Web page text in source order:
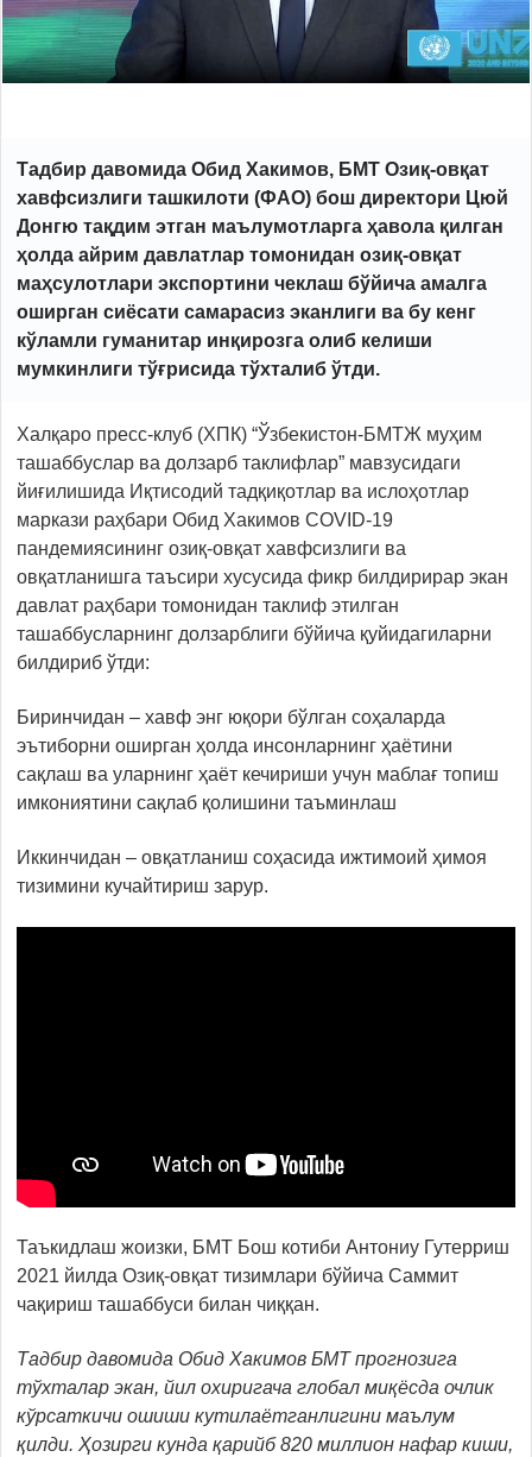
Тадбир давомида Обид Хакимов, БМТ Озиқ-овқат
хавфсизлиги ташкилоти (ФАО) бош директори Цюй
Донгю тақдим этган маълумотларга ҳавола қилган
ҳолда айрим давлатлар томонидан озиқ-овқат
маҳсулотлари экспортини чеклаш бўйича амалга
оширган сиёсати самарасиз эканлиги ва бу кенг
кўламли гуманитар инқирозга олиб келиши
мумкинлиги тўғрисида тўхталиб ўтди.
Халқаро пресс-клуб (ХПК) “Ўзбекистон-БМТЖ муҳим
ташаббуслар ва долзарб таклифлар” мавзусидаги
йиғилишида Иқтисодий тадқиқотлар ва ислоҳотлар
маркази раҳбари Обид Хакимов COVID-19
пандемиясининг озиқ-овқат хавфсизлиги ва
овқатланишга таъсири хусусида фикр билдирирар экан
давлат раҳбари томонидан таклиф этилган
ташаббусларнинг долзарблиги бўйича қуйидагиларни
билдириб ўтди:
Биринчидан – хавф энг юқори бўлган соҳаларда
эътиборни оширган ҳолда инсонларнинг ҳаётини
сақлаш ва уларнинг ҳаёт кечириши учун маблағ топиш
имкониятини сақлаб қолишини таъминлаш
Иккинчидан – овқатланиш соҳасида ижтимоий ҳимоя
тизимини кучайтириш зарур.
Таъкидлаш жоизки, БМТ Бош котиби Антониу Гутерриш
2021 йилда Озиқ-овқат тизимлари бўйича Саммит
чақириш ташаббуси билан чиққан.
Тадбир давомида Обид Хакимов БМТ прогнозига
тўхталар экан, йил охиригача глобал миқёсда очлик
кўрсаткичи ошиши кутилаётганлигини маълум
қилди. Ҳозирги кунда қарийб 820 миллион нафар киши,